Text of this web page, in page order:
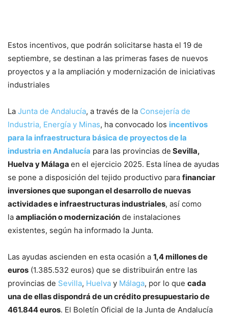
Estos incentivos, que podrán solicitarse hasta el 19 de
septiembre, se destinan a las primeras fases de nuevos
proyectos y a la ampliación y modernización de iniciativas
industriales
La Junta de Andalucía, a través de la Consejería de
Industria, Energía y Minas, ha convocado los incentivos
para la infraestructura básica de proyectos de la
industria en Andalucía para las provincias de Sevilla,
Huelva y Málaga en el ejercicio 2025. Esta línea de ayudas
se pone a disposición del tejido productivo para financiar
inversiones que supongan el desarrollo de nuevas
actividades e infraestructuras industriales, así como
la ampliación o modernización de instalaciones
existentes, según ha informado la Junta.
Las ayudas ascienden en esta ocasión a 1,4 millones de
euros (1.385.532 euros) que se distribuirán entre las
provincias de Sevilla, Huelva y Málaga, por lo que cada
una de ellas dispondrá de un crédito presupuestario de
461.844 euros. El Boletín Oficial de la Junta de Andalucía